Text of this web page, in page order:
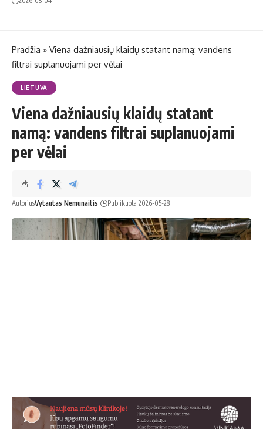
Pradžia » Viena dažniausių klaidų statant namą: vandens
filtrai suplanuojami per vėlai
LIETUVA
Viena dažniausių klaidų statant
namą: vandens filtrai suplanuojami
per vėlai
AutoriusVytautas Nemunaitis Publikuota 2026-05-28